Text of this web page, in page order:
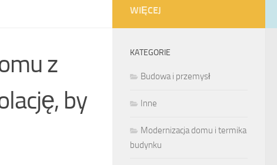
z
by
WIĘCEJ
KATEGORIE
Budowa i przemysł
Inne
Modernizacja domu i termika
budynku